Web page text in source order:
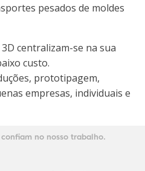
pesados de moldes
centralizam-se na sua
custo.
prototipagem,
empresas, individuais e
no nosso trabalho.